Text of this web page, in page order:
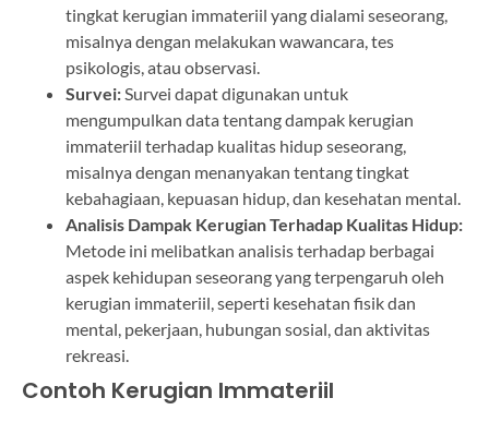
tingkat kerugian immateriil yang dialami seseorang,
misalnya dengan melakukan wawancara, tes
psikologis, atau observasi.
Survei:Survei dapat digunakan untuk
mengumpulkan data tentang dampak kerugian
immateriil terhadap kualitas hidup seseorang,
misalnya dengan menanyakan tentang tingkat
kebahagiaan, kepuasan hidup, dan kesehatan mental.
Analisis Dampak Kerugian Terhadap Kualitas Hidup:
Metode ini melibatkan analisis terhadap berbagai
aspek kehidupan seseorang yang terpengaruh oleh
kerugian immateriil, seperti kesehatan fisik dan
mental, pekerjaan, hubungan sosial, dan aktivitas
rekreasi.
Contoh Kerugian Immateriil